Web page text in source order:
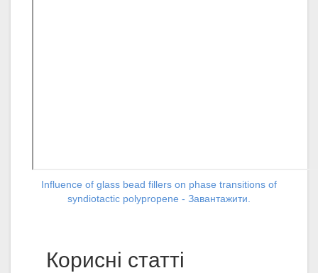
Influence of glass bead fillers on phase transitions of
syndiotactic polypropene - Завантажити.
Корисні статті